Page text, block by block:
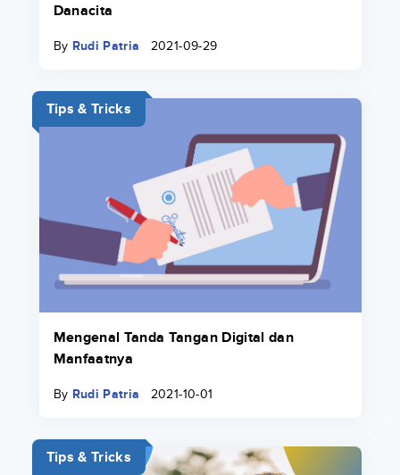
Danacita
By Rudi Patria 2021-09-29
Tips & Tricks
Mengenal Tanda Tangan Digital dan
Manfaatnya
By Rudi Patria 2021-10-01
Tips & Tricks